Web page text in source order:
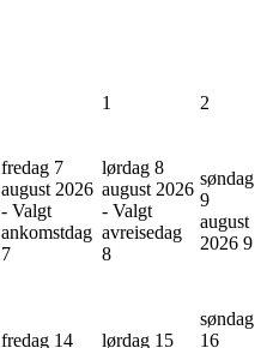
1 2
fredag 7
august 2026
- Valgt
ankomstdag
7
lørdag 8
august 2026
- Valgt
avreisedag
8
søndag
9
august
2026 9
fredag 14 lørdag 15
søndag
16